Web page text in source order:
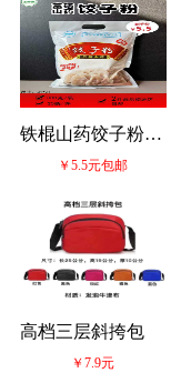
铁棍山药饺子粉
800g-缺货
￥5.5元包邮
高档三层斜挎包
￥7.9元